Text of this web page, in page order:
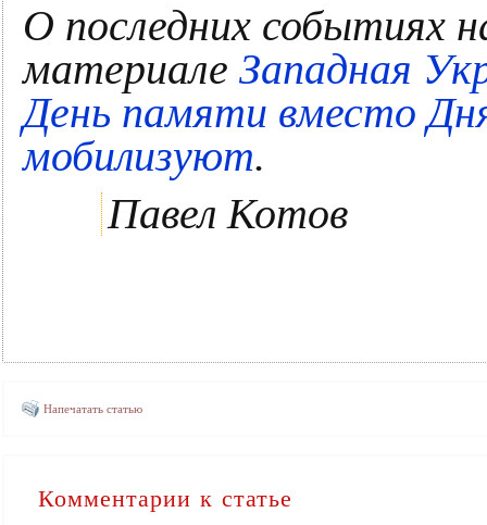
О последних событиях
материале Западная
День памяти вместо
мобилизуют.
Павел Котов
Напечатать статью
Комментарии к статье